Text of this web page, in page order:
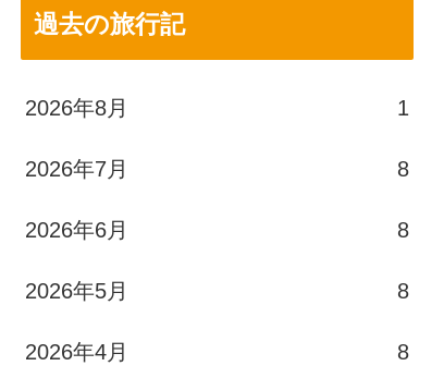
過去の旅行記
2026年8月 1
2026年7月 8
2026年6月 8
2026年5月 8
2026年4月 8